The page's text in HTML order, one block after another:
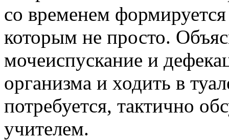
со временем
которым не просто.
мочеиспускание и
организма и ходить в
потребуется, тактично
учителем.